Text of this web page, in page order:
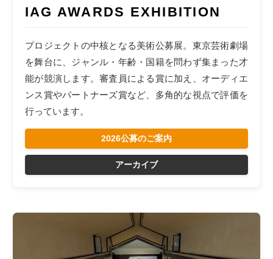
IAG AWARDS EXHIBITION
プロジェクトの中核となる美術公募展。東京芸術劇場
を舞台に、ジャンル・年齢・国籍を問わず集まった才
能が競演します。審査員による賞に加え、オーディエ
ンス賞やパートナーズ賞など、多角的な視点で評価を
行っています。
2026公募のご案内
アーカイブ